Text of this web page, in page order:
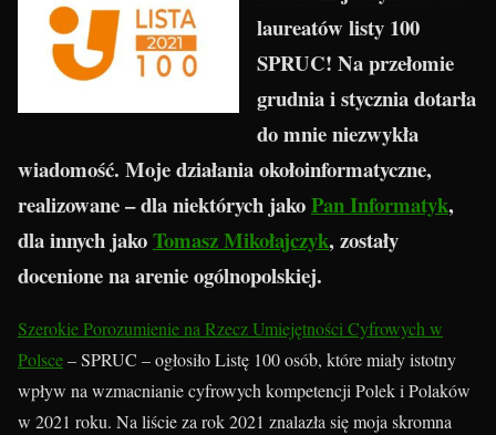
laureatów listy 100
SPRUC! Na przełomie
grudnia i stycznia dotarła
do mnie niezwykła
wiadomość. Moje działania okołoinformatyczne,
realizowane – dla niektórych jakoPan Informatyk,
dla innych jakoTomasz Mikołajczyk, zostały
docenione na arenie ogólnopolskiej.
Szerokie Porozumienie na Rzecz Umiejętności Cyfrowych w
Polsce– SPRUC – ogłosiło Listę 100 osób, które miały istotny
wpływ na wzmacnianie cyfrowych kompetencji Polek i Polaków
w 2021 roku. Na liście za rok 2021 znalazła się moja skromna